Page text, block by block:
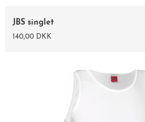
JBS singlet
140,00 DKK